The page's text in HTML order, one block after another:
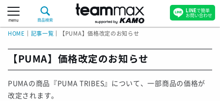
menu 商品検索
HOME 記事一覧 【PUMA】価格改定のお知らせ
【PUMA】価格改定のお知らせ
PUMAの商品『PUMA TRIBES』について、一部商品の価格が
改定されます。
LINEで簡単
お問い合わせ